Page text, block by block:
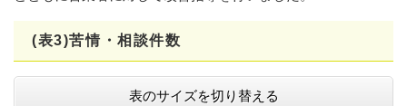
(表3)苦情・相談件数
表のサイズを切り替える